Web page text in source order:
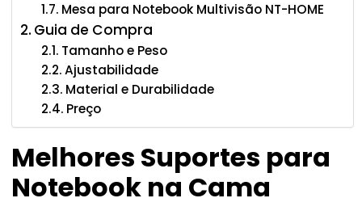
Mesa para Notebook Multivisão NT-HOME
Guia de Compra
Tamanho e Peso
Ajustabilidade
Material e Durabilidade
Preço
Melhores Suportes para
Notebook na Cama